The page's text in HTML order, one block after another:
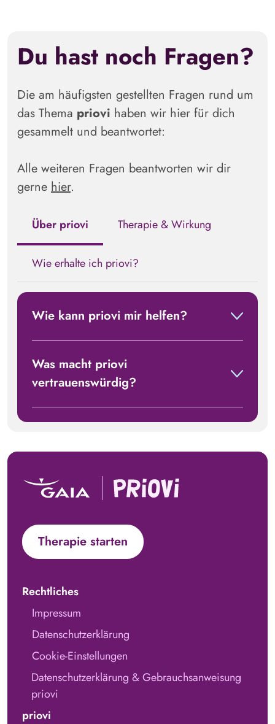
Du hast noch Fragen?
Die am häufigsten gestellten Fragen rund um
das Thema priovi haben wir hier für dich
gesammelt und beantwortet:
Alle weiteren Fragen beantworten wir dir
gerne hier.
Über priovi Therapie & Wirkung
Wie erhalte ich priovi?
Wie kann priovi mir helfen?
Was macht priovi
vertrauenswürdig?
Therapie starten
Rechtliches
Impressum
Datenschutzerklärung
Cookie-Einstellungen
Datenschutzerklärung & Gebrauchsanweisung
priovi
priovi